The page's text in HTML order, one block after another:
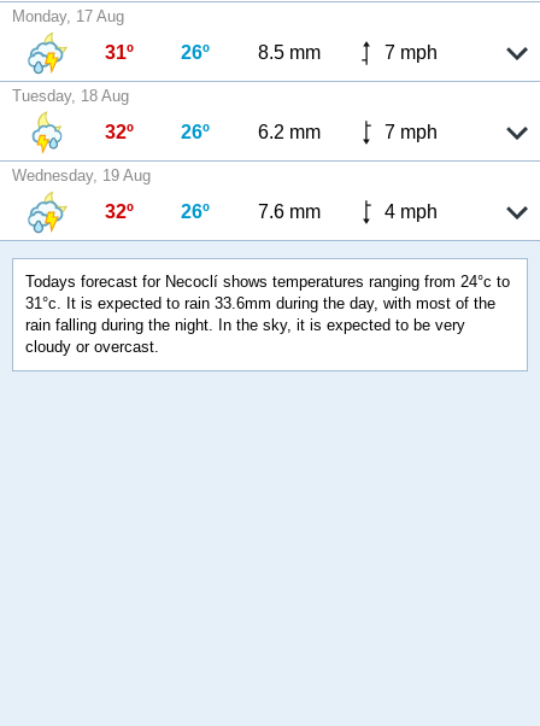
Monday, 17 Aug
31º 26º 8.5 mm 7 mph
Tuesday, 18 Aug
32º 26º 6.2 mm 7 mph
Wednesday, 19 Aug
32º 26º 7.6 mm 4 mph
Todays forecast for Necoclí shows temperatures ranging from 24°c to
31°c. It is expected to rain 33.6mm during the day, with most of the
rain falling during the night. In the sky, it is expected to be very
cloudy or overcast.